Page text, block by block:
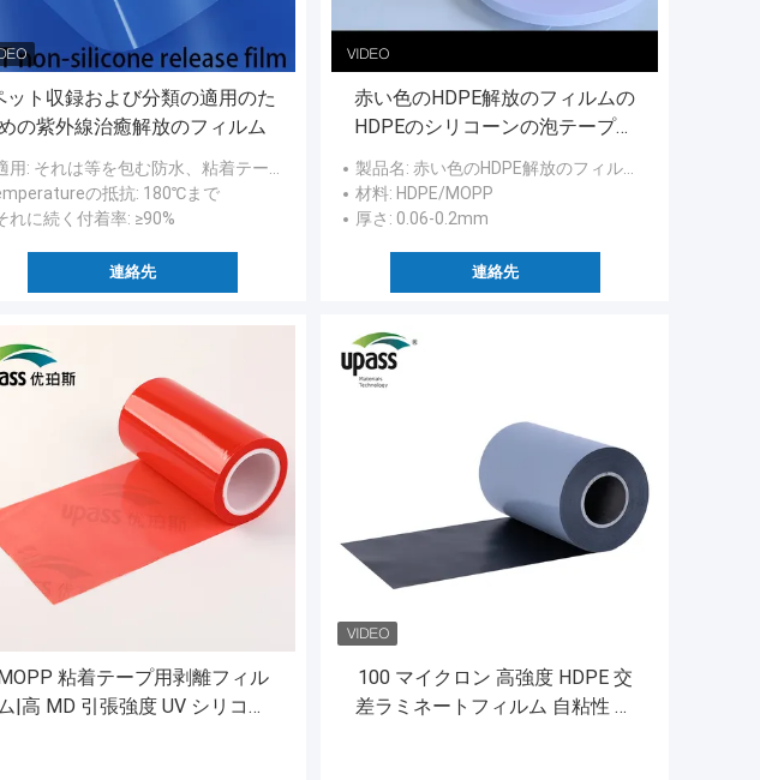
ット収録および分類の適用のた
の紫外線治癒解放のフィルム
用: それは等を包む防水、粘着テープの市場のために主に使用される。
の抵抗: 180℃まで
れに続く付着率: ≥90%
連絡先
赤い色のHDPE解放のフィルムの
HDPEのシリコーンの泡テープの
ための上塗を施してあるはく離ラ
イナー
製品名: 赤い色のHDPE解放のフィルムの赤い色のHDPEのシリコーンの泡テープのための上塗を施してあるはく離ライナー
材料: HDPE/MOPP
厚さ : 0.06-0.2mm
連絡先
粘着テープ用剥離フィル
|高 MD 引張強度 UV シリコー
100 マイクロン 高強度 HDPE 交
差ラミネートフィルム 自粘性 防